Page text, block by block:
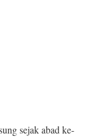
sejak abad ke-